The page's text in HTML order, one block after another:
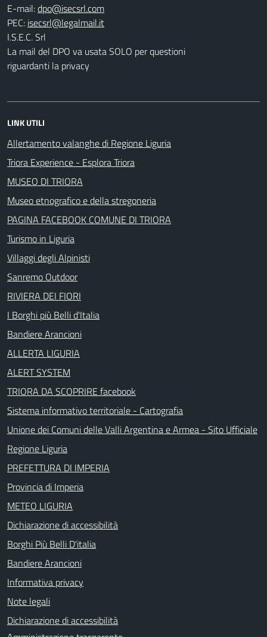
E-mail:
PEC:
I.S.E.C. Srl
La mail del DPO va usata SOLO per questioni
riguardanti la privacy
LINK UTILI
Allertamento valanghe di Regione Liguria
Triora Experience - Esplora Triora
MUSEO DI TRIORA
Museo etnografico e della stregoneria
PAGINA FACEBOOK COMUNE DI TRIORA
Turismo in Liguria
Villaggi degli Alpinisti
Sanremo Outdoor
RIVIERA DEI FIORI
I Borghi più Belli d'Italia
Bandiere Arancioni
ALLERTA LIGURIA
ALERT SYSTEM
TRIORA DA SCOPRIRE facebook
Sistema informativo territoriale - Cartografia
Unione dei Comuni delle Valli Argentina e Armea - Sito Ufficiale
Regione Liguria
PREFETTURA DI IMPERIA
Provincia di Imperia
METEO LIGURIA
Dichiarazione di accessibilità
Borghi Più Belli D'italia
Bandiere Arancioni
Informativa privacy
Note legali
Dichiarazione di accessibilità